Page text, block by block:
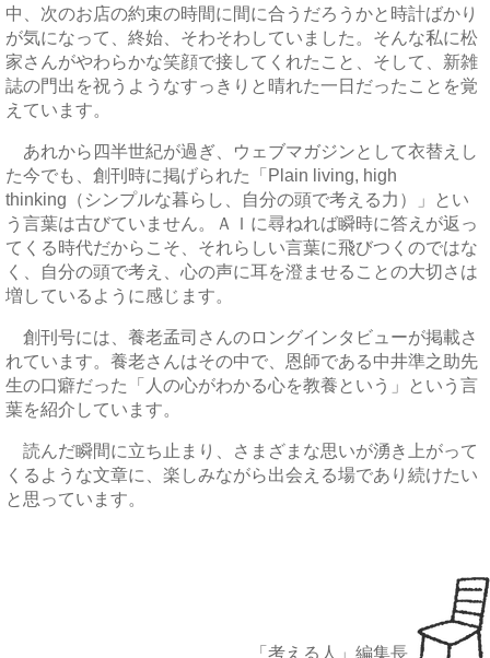
中、次のお店の約束の時間に間に合うだろうかと時計ばかり
が気になって、終始、そわそわしていました。そんな私に松
家さんがやわらかな笑顔で接してくれたこと、そして、新雑
誌の門出を祝うようなすっきりと晴れた一日だったことを覚
えています。
あれから四半世紀が過ぎ、ウェブマガジンとして衣替えし
た今でも、創刊時に掲げられた「Plain living, high
thinking（シンプルな暮らし、自分の頭で考える力）」とい
う言葉は古びていません。ＡＩに尋ねれば瞬時に答えが返っ
てくる時代だからこそ、それらしい言葉に飛びつくのではな
く、自分の頭で考え、心の声に耳を澄ませることの大切さは
増しているように感じます。
創刊号には、養老孟司さんのロングインタビューが掲載さ
れています。養老さんはその中で、恩師である中井準之助先
生の口癖だった「人の心がわかる心を教養という」という言
葉を紹介しています。
読んだ瞬間に立ち止まり、さまざまな思いが湧き上がって
くるような文章に、楽しみながら出会える場であり続けたい
と思っています。
「考える人」編集長